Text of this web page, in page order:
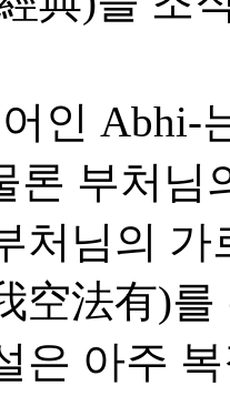
인 Abhi-
론 부처
처님의
空法有)
은 아주